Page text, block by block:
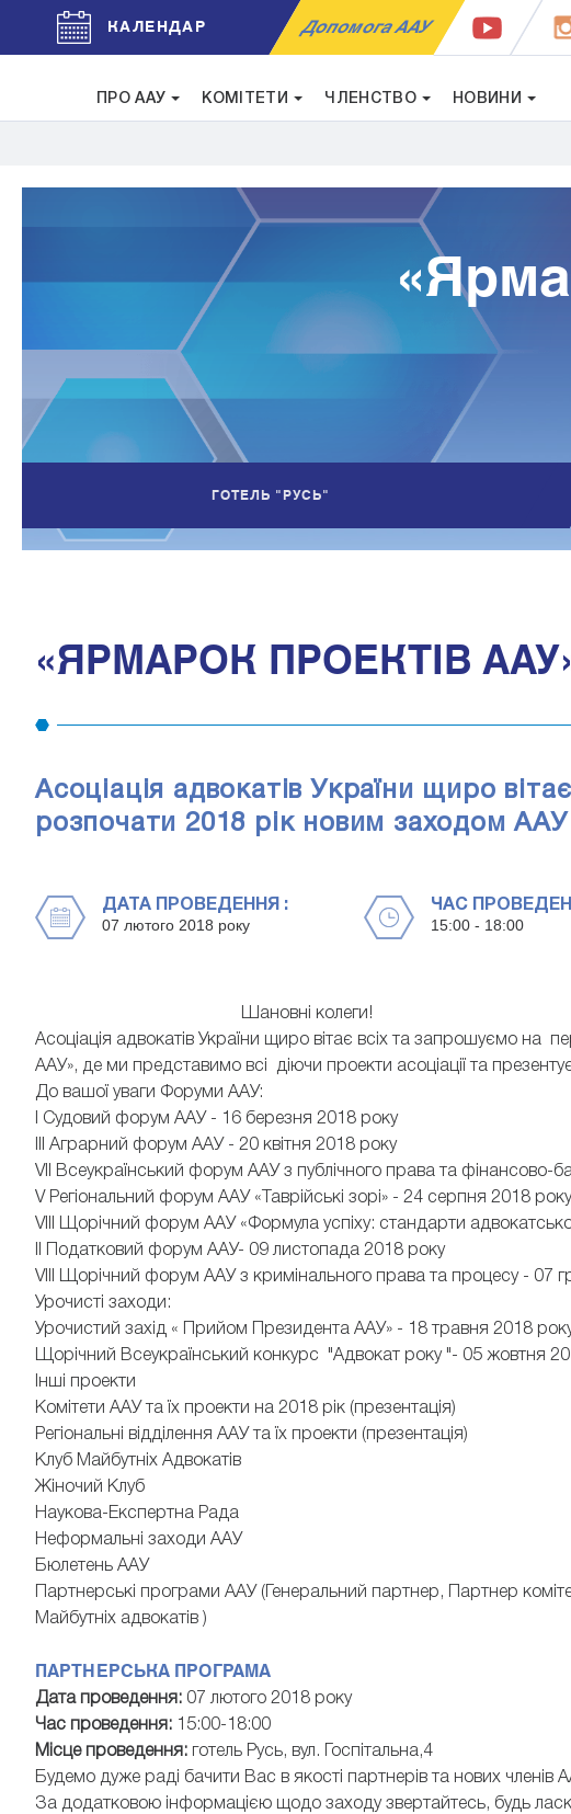
КАЛЕНДАР Допомога ААУ
ПРО ААУ КОМІТЕТИ ЧЛЕНСТВО НОВИНИ
ГОТЕЛЬ "РУСЬ"
«ЯРМАРОК ПРОЕКТІВ
Асоціація адвокатів України щиро
розпочати 2018 рік новим заходом
ДАТА ПРОВЕДЕННЯ :
07 лютого 2018 року
ЧАС
15:00 - 18:00
Шановні колеги!
Асоціація адвокатів України щиро вітає всіх та запрошуємо на
ААУ», де ми представимо всі діючи проекти асоціації та
До вашої уваги Форуми ААУ:
І Судовий форум ААУ - 16 березня 2018 року
ІІІ Аграрний форум ААУ - 20 квітня 2018 року
VII Всеукраїнський форум ААУ з публічного права та фінансово-
V Регіональний форум ААУ «Таврійські зорі» - 24 серпня 2018
VIII Щорічний форум ААУ «Формула успіху: стандарти
ІІ Податковий форум ААУ- 09 листопада 2018 року
VIII Щорічний форум ААУ з кримінального права та процесу - 07
Урочисті заходи:
Урочистий захід « Прийом Президента ААУ» - 18 травня 2018
Щорічний Всеукраїнський конкурс "Адвокат року "- 05 жовтня
Інші проекти
Комітети ААУ та їх проекти на 2018 рік (презентація)
Регіональні відділення ААУ та їх проекти (презентація)
Клуб Майбутніх Адвокатів
Жіночий Клуб
Наукова-Експертна Рада
Неформальні заходи ААУ
Бюлетень ААУ
Партнерські програми ААУ (Генеральний партнер, Партнер
Майбутніх адвокатів )
ПАРТНЕРСЬКА ПРОГРАМА
Дата проведення: 07 лютого 2018 року
Час проведення: 15:00-18:00
Місце проведення: готель Русь, вул. Госпітальна,4
Будемо дуже раді бачити Вас в якості партнерів та нових членів
За додатковою інформацією щодо заходу звертайтесь, будь